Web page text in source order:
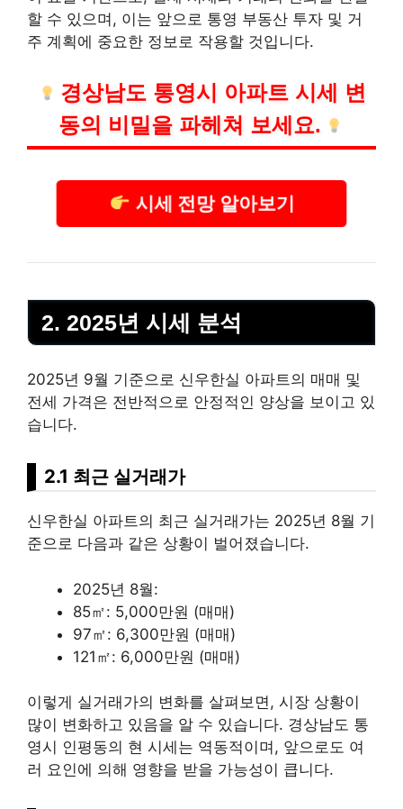
할 수 있으며, 이는 앞으로 통영 부동산 투자 및 거
주 계획에 중요한 정보로 작용할 것입니다.
경상남도 통영시 아파트 시세 변
동의 비밀을 파헤쳐 보세요.
시세 전망 알아보기
2. 2025년 시세 분석
2025년 9월 기준으로 신우한실 아파트의 매매 및
전세 가격은 전반적으로 안정적인 양상을 보이고 있
습니다.
2.1 최근 실거래가
신우한실 아파트의 최근 실거래가는 2025년 8월 기
준으로 다음과 같은 상황이 벌어졌습니다.
2025년 8월:
85㎡: 5,000만원 (매매)
97㎡: 6,300만원 (매매)
121㎡: 6,000만원 (매매)
이렇게 실거래가의 변화를 살펴보면, 시장 상황이
많이 변화하고 있음을 알 수 있습니다. 경상남도 통
영시 인평동의 현 시세는 역동적이며, 앞으로도 여
러 요인에 의해 영향을 받을 가능성이 큽니다.